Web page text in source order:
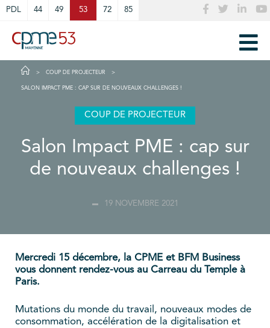
PDL 44 49 53 72 85
COUP DE PROJECTEUR
SALON IMPACT PME : CAP SUR DE NOUVEAUX CHALLENGES !
COUP DE PROJECTEUR
Salon Impact PME : cap sur
de nouveaux challenges !
19 NOVEMBRE 2021
Mercredi 15 décembre, la CPME et BFM Business
vous donnent rendez-vous au Carreau du Temple à
Paris.
Mutations du monde du travail, nouveaux modes de
consommation, accélération de la digitalisation et
Cookies management panel